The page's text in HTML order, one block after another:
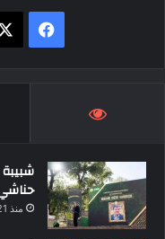
حناشي”
منذ 21 ثانية